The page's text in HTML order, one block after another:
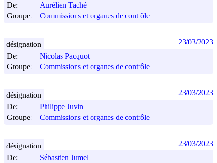
De:
Aurélien Taché
Groupe:
Commissions et organes de contrôle
De:
Nicolas Pacquot
Groupe:
Commissions et organes de contrôle
désignation 23/03/2023
De:
Philippe Juvin
Groupe:
Commissions et organes de contrôle
désignation 23/03/2023
De:
Sébastien Jumel
désignation 23/03/2023